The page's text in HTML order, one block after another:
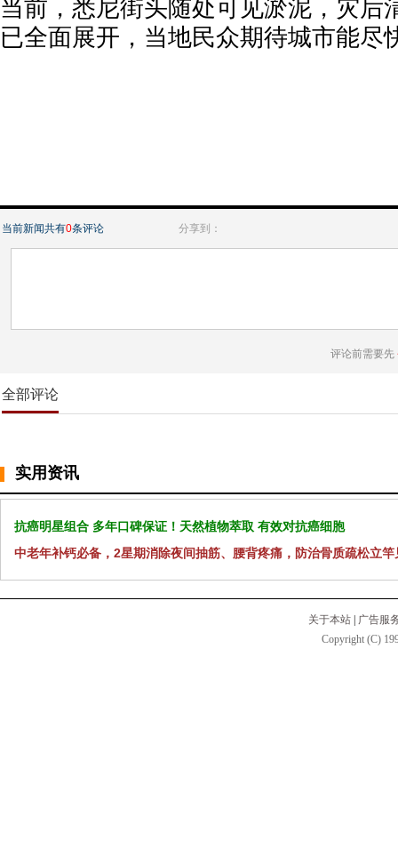
当前，悉尼街头随处可见淤泥，灾后
已全面展开，当地民众期待城市能尽
当前新闻共有0条评论 分享到：
评论前需要先
全部评论
实用资讯
抗癌明星组合 多年口碑保证！天然植物萃取 有效对抗癌细胞
中老年补钙必备，2星期消除夜间抽筋、腰背疼痛，防治骨质疏松立竿
关于本站
广告服
Copyright (C)